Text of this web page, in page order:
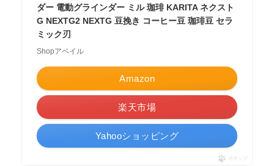
ダー 電動グラインダー ミル 珈琲 KARITA ネクスト
G NEXTG2 NEXTG 豆挽き コーヒー豆 珈琲豆 セラ
ミック刃
Shopアベイル
Amazon
楽天市場
Yahooショッピング
ポチップ